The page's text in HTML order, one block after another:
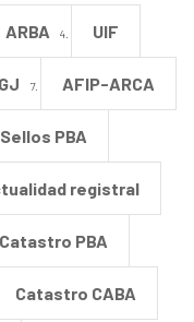
ARBA UIF
AFIP-ARCA
PBA
registral
Catastro PBA
Catastro CABA